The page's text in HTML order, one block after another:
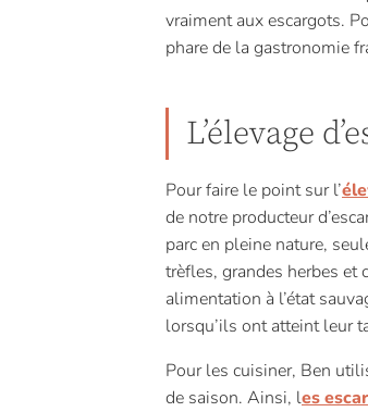
vraiment aux escargots.
phare de la gastronomie
L’élevage
Pour faire le point sur l’
de notre producteur
parc en pleine nature,
trèfles, grandes herbes et
alimentation à l’état
lorsqu’ils ont atteint leur
Pour les cuisiner, Ben
de saison. Ainsi, les